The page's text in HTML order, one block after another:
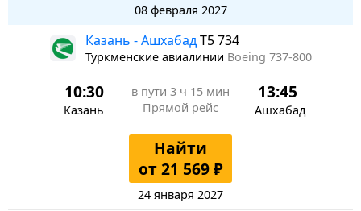
08 февраля 2027
Казань - АшхабадT5 734
Туркменские авиалинии Boeing 737-800
10:30
Казань
в пути 3 ч 15 мин
Прямой рейс
13:45
Ашхабад
Найти
от 21 569 ₽
24 января 2027